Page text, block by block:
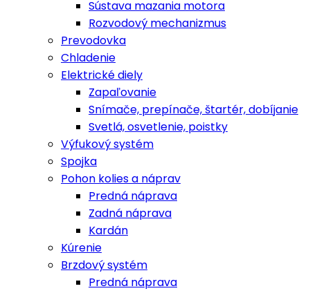
Sústava mazania motora
Rozvodový mechanizmus
Prevodovka
Chladenie
Elektrické diely
Zapaľovanie
Snímače, prepínače, štartér, dobíjanie
Svetlá, osvetlenie, poistky
Výfukový systém
Spojka
Pohon kolies a náprav
Predná náprava
Zadná náprava
Kardán
Kúrenie
Brzdový systém
Predná náprava